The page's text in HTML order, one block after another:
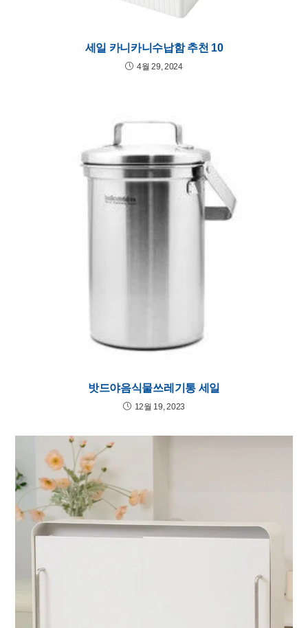
세일 카니카니수납함 추천 10
4월 29, 2024
밧드야음식물쓰레기통 세일
12월 19, 2023